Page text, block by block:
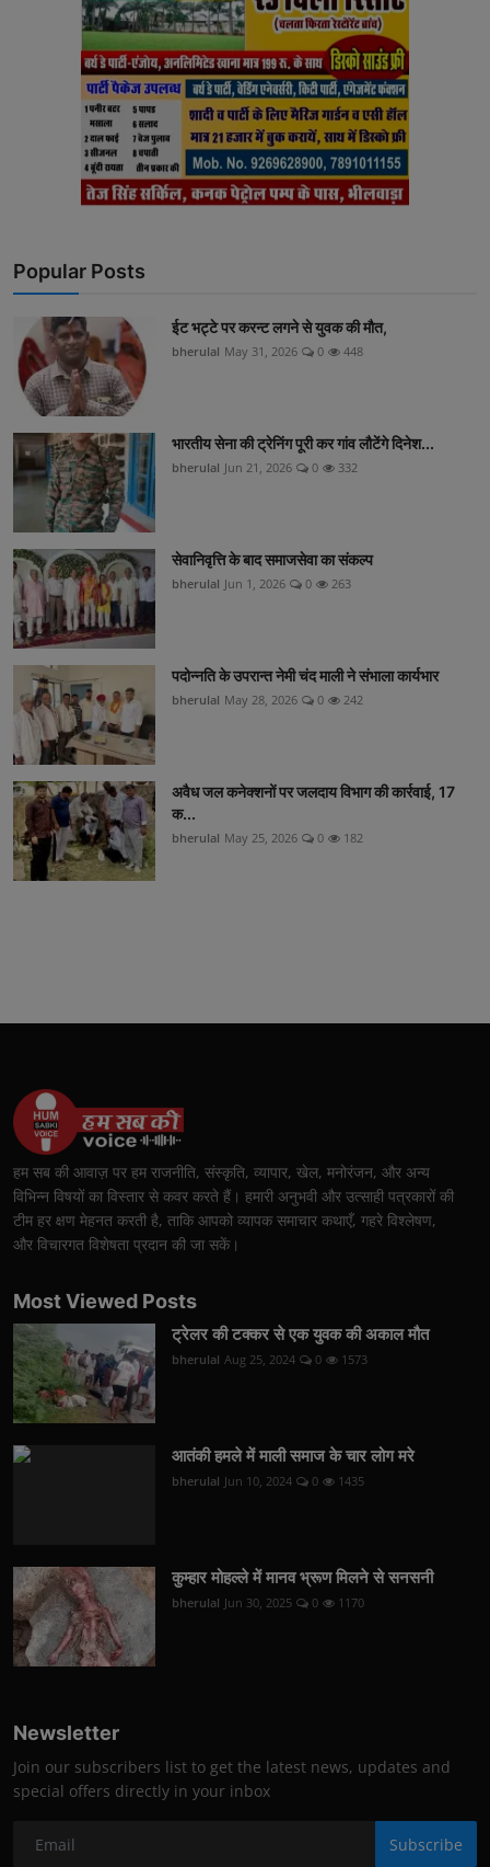
Popular Posts
ईट भट्टे पर करन्ट लगने से युवक की मौत,
bherulal May 31, 2026 0 448
भारतीय सेना की ट्रेनिंग पूरी कर गांव लौटेंगे दिनेश...
bherulal Jun 21, 2026 0 332
सेवानिवृत्ति के बाद समाजसेवा का संकल्प
bherulal Jun 1, 2026 0 263
पदोन्नति के उपरान्त नेमी चंद माली ने संभाला कार्यभार
bherulal May 28, 2026 0 242
अवैध जल कनेक्शनों पर जलदाय विभाग की कार्रवाई, 17
क...
bherulal May 25, 2026 0 182
हम सब की आवाज़ पर हम राजनीति, संस्कृति, व्यापार, खेल, मनोरंजन, और अन्य
विभिन्न विषयों का विस्तार से कवर करते हैं। हमारी अनुभवी और उत्साही पत्रकारों की
टीम हर क्षण मेहनत करती है, ताकि आपको व्यापक समाचार कथाएँ, गहरे विश्लेषण,
और विचारगत विशेषता प्रदान की जा सकें।
Most Viewed Posts
ट्रेलर की टक्कर से एक युवक की अकाल मौत
bherulal Aug 25, 2024 0 1573
आतंकी हमले में माली समाज के चार लोग मरे
bherulal Jun 10, 2024 0 1435
कुम्हार मोहल्ले में मानव भ्रूण मिलने से सनसनी
bherulal Jun 30, 2025 0 1170
Newsletter
Join our subscribers list to get the latest news, updates and
special offers directly in your inbox
Subscribe